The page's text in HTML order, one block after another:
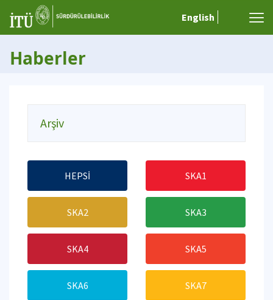
English
Haberler
Arşiv
HEPSİ SKA1
SKA2 SKA3
SKA4 SKA5
SKA6 SKA7